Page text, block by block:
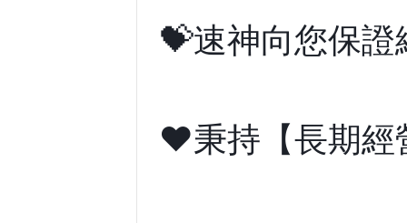
💝速神向您保
❤️秉持【長期經